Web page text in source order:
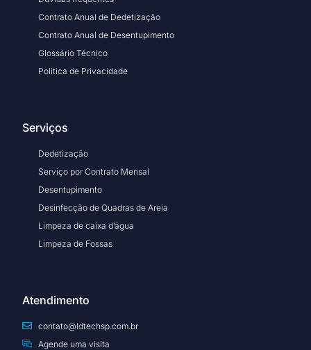
Contrato Anual de Dedetização
Contrato Anual de Desentupimento
Glossário Técnico
Politica de Privacidade
Serviços
Dedetização
Serviço por Contrato Mensal
Desentupimento
Desinfecção de Quadras de Areia
Limpeza de caixa d’água
Limpeza de Fossas
Atendimento
contato@ldtechsp.com.br
Agende uma visita